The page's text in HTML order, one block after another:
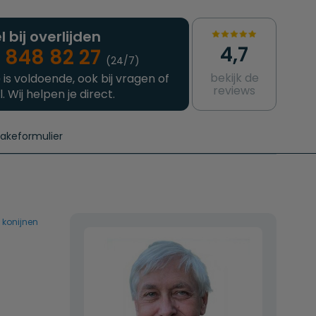
bij overlijden
82 27 (24/7)
voldoende, ook bij vragen of
Wij helpen je direct.
4,7
bekijk de
reviews